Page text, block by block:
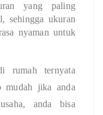
yang paling
sehingga ukuran
nyaman untuk
rumah ternyata
mudah jika anda
anda bisa